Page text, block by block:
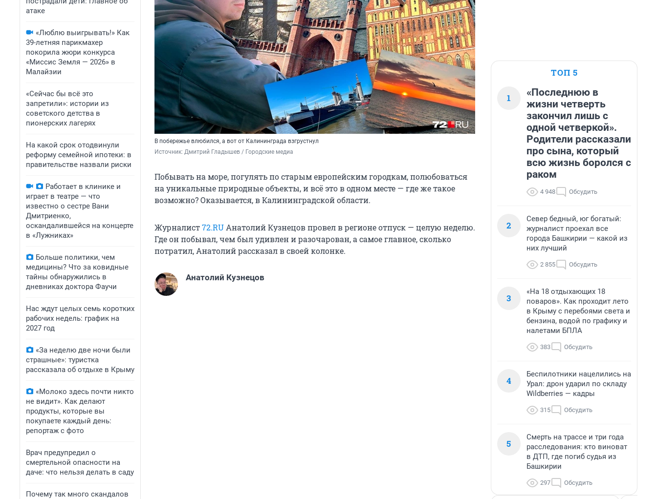
атаке
«Люблю выигрывать!» Как
39-летняя парикмахер
покорила жюри конкурса
«Миссис Земля — 2026» в
Малайзии
«Сейчас бы всё это
запретили»: истории из
советского детства в
пионерских лагерях
На какой срок отодвинули
реформу семейной ипотеки: в
правительстве назвали риски
Работает в клинике и
играет в театре — что
известно о сестре Вани
Дмитриенко,
оскандалившейся на концерте
в «Лужниках»
Больше политики, чем
медицины? Что за ковидные
тайны обнаружились в
дневниках доктора Фаучи
Нас ждут целых семь коротких
рабочих недель: график на
2027 год
«За неделю две ночи были
страшные»: туристка
рассказала об отдыхе в Крыму
«Молоко здесь почти никто
не видит». Как делают
продукты, которые вы
покупаете каждый день:
репортаж с фото
Врач предупредил о
смертельной опасности на
даче: что нельзя делать в саду
Почему так много скандалов
В побережье влюбился, а вот от Калининграда взгрустнул
Источник: Дмитрий Гладышев / Городские медиа
Побывать на море, погулять по старым европейским городкам, полюбоваться
на уникальные природные объекты, и всё это в одном месте — где же такое
возможно? Оказывается, в Калининградской области.
Журналист72.RU Анатолий Кузнецов провел в регионе отпуск — целую неделю.
Где он побывал, чем был удивлен и разочарован, а самое главное, сколько
потратил, Анатолий рассказал в своей колонке.
Анатолий Кузнецов
ТОП 5
1
«Последнюю в
жизни четверть
закончил лишь с
одной четверкой».
Родители рассказали
про сына, который
всю жизнь боролся с
раком
4 948 Обсудить
2
Север бедный, юг богатый:
журналист проехал все
города Башкирии — какой из
них лучший
2 855 Обсудить
3
«На 18 отдыхающих 18
поваров». Как проходит лето
в Крыму с перебоями света и
бензина, водой по графику и
налетами БПЛА
383 Обсудить
4
Беспилотники нацелились на
Урал: дрон ударил по складу
Wildberries — кадры
315 Обсудить
5
Смерть на трассе и три года
расследования: кто виноват
в ДТП, где погиб судья из
Башкирии
297 Обсудить